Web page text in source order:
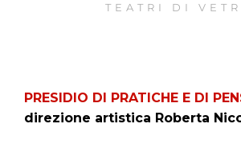
TEATRI DI
PRESIDIO DI PRATICHE E DI
direzione artistica Roberta